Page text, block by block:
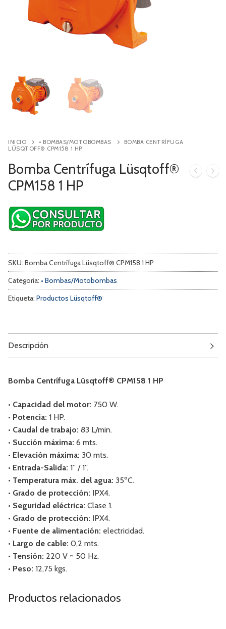
Contacto
INICIO • BOMBAS/MOTOBOMBAS
BOMBA CENTRÍFUGA
LÜSQTOFF® CPM158 1 HP
Bomba Centrífuga Lüsqtoff®
CPM158 1 HP
SKU: Bomba Centrífuga Lüsqtoff® CPM158 1 HP
Categoría: • Bombas/Motobombas
Etiqueta: Productos Lüsqtoff®
Descripción
Bomba Centrífuga Lüsqtoff® CPM158 1 HP
• Capacidad del motor: 750 W.
• Potencia: 1 HP.
• Caudal de trabajo: 83 L/min.
• Succión máxima: 6 mts.
• Elevación máxima: 30 mts.
• Entrada-Salida: 1” / 1”.
• Temperatura máx. del agua: 35ºC.
• Grado de protección: IPX4.
• Seguridad eléctrica: Clase 1.
• Grado de protección: IPX4.
• Fuente de alimentación: electricidad.
• Largo de cable: 0,2 mts.
• Tensión: 220 V ~ 50 Hz.
• Peso: 12,75 kgs.
Productos relacionados